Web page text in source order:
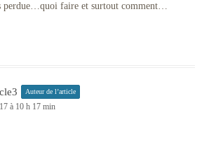
perdue…quoi faire et surtout comment…
Auteur de l’article
à 10 h 17 min